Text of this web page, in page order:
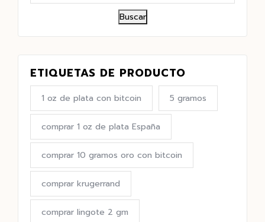
Buscar
ETIQUETAS DE PRODUCTO
1 oz de plata con bitcoin 5 gramos
comprar 1 oz de plata España
comprar 10 gramos oro con bitcoin
comprar krugerrand
comprar lingote 2 gm